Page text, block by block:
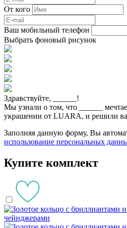
От кого
Ваш мобильный телефон
Выбрать фоновый рисунок
Здравствуйте,
!
Мы узнали о том, что
украшении от LUARA, и решили
Заполняя данную форму, Вы
использование персональных
Купите комплект